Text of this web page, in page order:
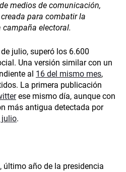
medios de comunicación,
para combatir la
campaña electoral.
julio, superó los 6.600
Una versión similar con un
al 16 del mismo mes,
La primera publicación
ese mismo día, aunque con
más antigua detectada por
julio.
último año de la presidencia